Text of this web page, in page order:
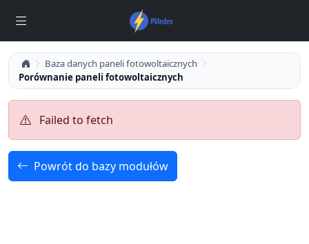
Baza danych paneli fotowoltaicznych
Porównanie paneli fotowoltaicznych
Failed to fetch
Powrót do bazy modułów